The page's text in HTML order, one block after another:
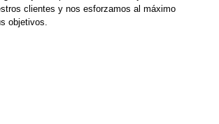
clientes y nos esforzamos al máximo
objetivos.